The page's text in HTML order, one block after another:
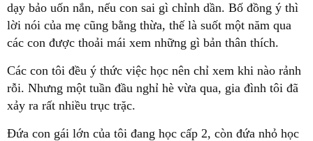
dạy bảo uốn nắn, nếu con sai gì chỉnh dần. Bố đồng ý thì
lời nói của mẹ cũng bằng thừa, thế là suốt một năm qua
các con được thoải mái xem những gì bản thân thích.
Các con tôi đều ý thức việc học nên chỉ xem khi nào rảnh
rỗi. Nhưng một tuần đầu nghỉ hè vừa qua, gia đình tôi đã
xảy ra rất nhiều trục trặc.
Đứa con gái lớn của tôi đang học cấp 2, còn đứa nhỏ học